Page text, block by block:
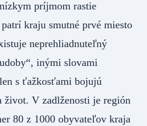
príjmom rastie
kraju smutné prvé miesto
neprehliadnuteľný
inými slovami
s ťažkosťami bojujú
život. V zadlženosti je región
80 z 1000 obyvateľov kraja